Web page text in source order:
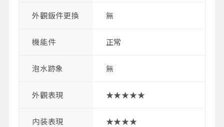
外觀鈑件更換 無
機能件 正常
泡水跡象 無
外觀表現 ★★★★★
内装表現 ★★★★